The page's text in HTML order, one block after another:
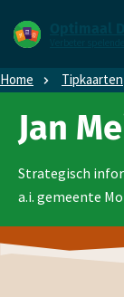
naar
de
Home Tipkaarten
Jan
Strategisch
a.i. gemeente